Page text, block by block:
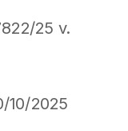
25 v.
10/2025